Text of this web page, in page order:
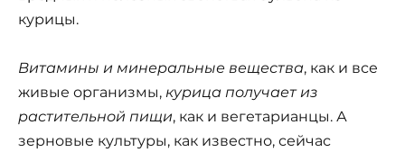
курицы.
Витамины и минеральные вещества, как и все
живые организмы, курица получает из
растительной пищи, как и вегетарианцы. А
зерновые культуры, как известно, сейчас